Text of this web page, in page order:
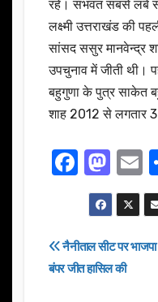
रहे। संभवत सबसे लंबे
लक्ष्मी उत्तराखंड की
सांसद ससुर मानवेन्द्र
उपचुनाव में जीती थी।
बहुगुणा के पुत्र साकेत
शाह 2012 से लगतार 3
F
a
c
e
b
M
a
st
o
d
E
Post
नैनीताल सीट पर
बंपर जीत हासिल की